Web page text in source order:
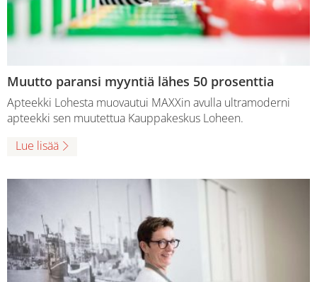
Muutto paransi myyntiä lähes 50 prosenttia
Apteekki Lohesta muovautui MAXXin avulla ultramoderni
apteekki sen muutettua Kauppakeskus Loheen.
Lue lisää